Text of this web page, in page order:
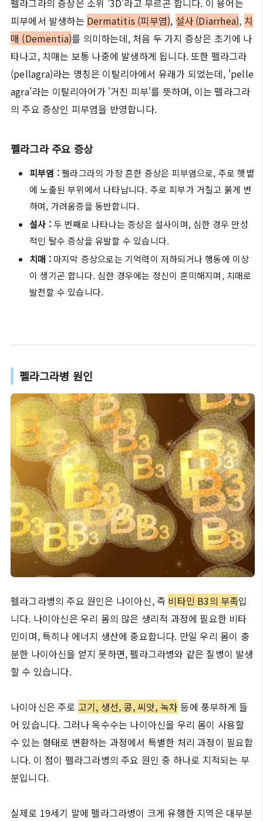
펠라그라의 증상은 소위 '3D'라고 부르곤 합니다. 이 용어는
피부에서 발생하는 Dermatitis (피부염), 설사 (Diarrhea), 치
매 (Dementia)를 의미하는데, 처음 두 가지 증상은 초기에 나
타나고, 치매는 보통 나중에 발생하게 됩니다. 또한 펠라그라
(pellagra)라는 명칭은 이탈리아에서 유래가 되었는데, 'pelle
agra'라는 이탈리아어가 '거친 피부'를 뜻하며, 이는 펠라그라
의 주요 증상인 피부염을 반영합니다.
펠라그라 주요 증상
피부염 :펠라그라의 가장 흔한 증상은 피부염으로, 주로 햇볕
에 노출된 부위에서 나타납니다. 주로 피부가 거칠고 붉게 변
하며, 가려움증을 동반합니다.
설사 :두 번째로 나타나는 증상은 설사이며, 심한 경우 만성
적인 탈수 증상을 유발할 수 있습니다.
치매 :마지막 증상으로는 기억력이 저하되거나 행동에 이상
이 생기곤 합니다. 심한 경우에는 정신이 혼미해지며, 치매로
발전할 수 있습니다.
펠라그라병 원인
펠라그라병의 주요 원인은 나이아신, 즉 비타민 B3의 부족입
니다. 나이아신은 우리 몸의 많은 생리적 과정에 필요한 비타
민이며, 특히나 에너지 생산에 중요합니다. 만일 우리 몸이 충
분한 나이아신을 얻지 못하면, 펠라그라병와 같은 질병이 발생
할 수 있습니다.
나이아신은 주로 고기, 생선, 콩, 씨앗, 녹차 등에 풍부하게 들
어 있습니다. 그러나 옥수수는 나이아신을 우리 몸이 사용할
수 있는 형태로 변환하는 과정에서 특별한 처리 과정이 필요합
니다. 이 점이 펠라그라병의 주요 원인 중 하나로 지적되는 부
분입니다.
실제로 19세기 말에 펠라그라병이 크게 유행한 지역은 대부분